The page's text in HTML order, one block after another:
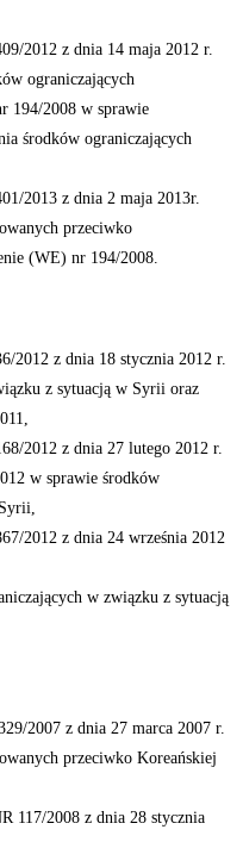
2012 z dnia 14 maja 2012 r.
ograniczających
194/2008 w sprawie
środków ograniczających
2013 z dnia 2 maja 2013r.
przeciwko
(WE) nr 194/2008.
z dnia 18 stycznia 2012 r.
z sytuacją w Syrii oraz
2012 z dnia 27 lutego 2012 r.
w sprawie środków
2012 z dnia 24 września 2012
w związku z sytuacją
2007 z dnia 27 marca 2007 r.
przeciwko Koreańskiej
117/2008 z dnia 28 stycznia